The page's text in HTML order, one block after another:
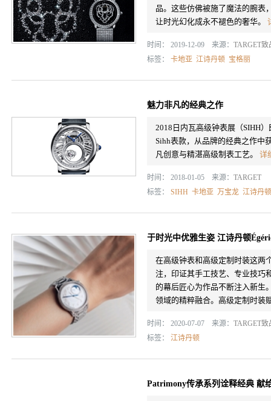
品。这些仿佛被施了魔法的腕表
让时光幻化成永不褪色的奢华。
时间： 2019-12-09 来源： TARGET致
标签： 卡地亚 江诗丹顿 宝格丽
魅力非凡的经典之作
2018日内瓦高级钟表展（SIHH
Sihh表款，从品牌的经典之作中
凡创意与精湛高级制表工艺。 详
时间： 2018-01-05 来源： TARGET
标签： SIHH 卡地亚 万宝龙 江诗丹顿
于时光中优雅生姿 江诗丹顿
在高级钟表和高级定制时装这两
注，印证其手工技艺、专业技巧
的幕后匠心为作品不断注入新生
领域的精粹融合。高级定制时装
时间： 2020-07-07 来源： TARGET致
标签： 江诗丹顿
Patrimony传承系列诠释经典 献